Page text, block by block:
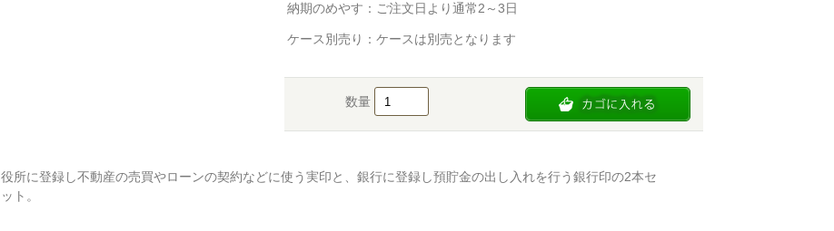
納期のめやす：ご注文日より通常2～3日
ケース別売り：ケースは別売となります
数量
役所に登録し不動産の売買やローンの契約などに使う実印と、銀行に登録し預貯金の出し入れを行う銀行印の2本セ
ット。